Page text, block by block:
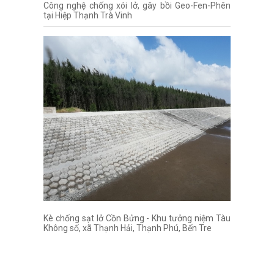
Công nghệ chống xói lở, gây bồi Geo-Fen-Phên
tại Hiệp Thạnh Trà Vinh
Kè chống sạt lở Cồn Bửng - Khu tưởng niệm Tàu
Không số, xã Thạnh Hải, Thạnh Phú, Bến Tre